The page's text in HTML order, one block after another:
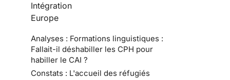
Intégration
Europe
Analyses : Formations linguistiques :
Fallait-il déshabiller les CPH pour
habiller le CAI ?
Constats : L'accueil des réfugiés